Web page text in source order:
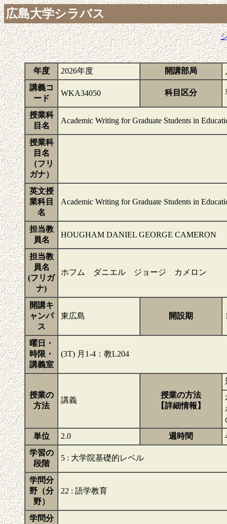
広島大学シラバス
年度 2026年度 開講部局
講義コ
ード
WKA34050 科目区分
授業科
目名
Academic Writing for Graduate Students in
授業科
目名
（フリ
ガナ）
英文授
業科目
名
Academic Writing for Graduate Students in
担当教
員名
HOUGHAM DANIEL GEORGE CAMERON
担当教
員名
(フリガ
ナ)
ホフム ダニエル ジョージ カメロン
開講キ
ャンパ
ス
東広島 開設期
曜日・
時限・
講義室
(3T) 月1-4：教L204
授業の
方法
講義
授業の方法
【詳細情報】
単位
2.0 週時間
学習の
段階
5 : 大学院基礎的レベル
学問分
野（分
野）
22 : 語学教育
学問分